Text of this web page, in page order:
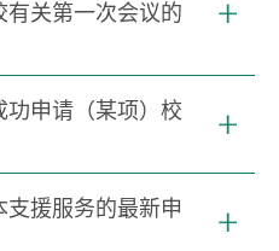
关第一次会议的
申请（某项）校
援服务的最新申